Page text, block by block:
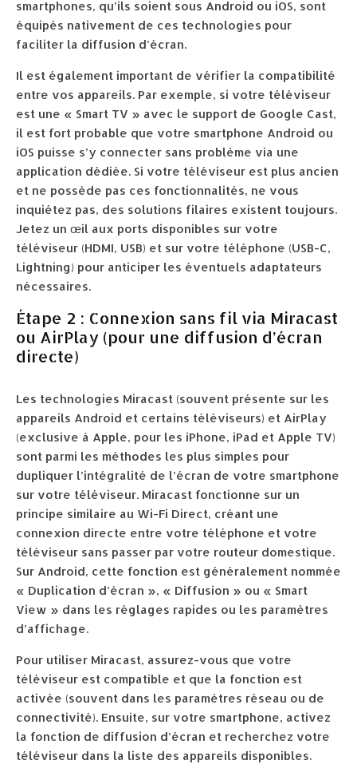
smartphones, qu’ils soient sous Android ou iOS, sont
équipés nativement de ces technologies pour
faciliter la diffusion d’écran.
Il est également important de vérifier la compatibilité
entre vos appareils. Par exemple, si votre téléviseur
est une « Smart TV » avec le support de Google Cast,
il est fort probable que votre smartphone Android ou
iOS puisse s’y connecter sans problème via une
application dédiée. Si votre téléviseur est plus ancien
et ne possède pas ces fonctionnalités, ne vous
inquiétez pas, des solutions filaires existent toujours.
Jetez un œil aux ports disponibles sur votre
téléviseur (HDMI, USB) et sur votre téléphone (USB-C,
Lightning) pour anticiper les éventuels adaptateurs
nécessaires.
Étape 2 : Connexion sans fil via Miracast
ou AirPlay (pour une diffusion d’écran
directe)
Les technologies Miracast (souvent présente sur les
appareils Android et certains téléviseurs) et AirPlay
(exclusive à Apple, pour les iPhone, iPad et Apple TV)
sont parmi les méthodes les plus simples pour
dupliquer l’intégralité de l’écran de votre smartphone
sur votre téléviseur. Miracast fonctionne sur un
principe similaire au Wi-Fi Direct, créant une
connexion directe entre votre téléphone et votre
téléviseur sans passer par votre routeur domestique.
Sur Android, cette fonction est généralement nommée
« Duplication d’écran », « Diffusion » ou « Smart
View » dans les réglages rapides ou les paramètres
d’affichage.
Pour utiliser Miracast, assurez-vous que votre
téléviseur est compatible et que la fonction est
activée (souvent dans les paramètres réseau ou de
connectivité). Ensuite, sur votre smartphone, activez
la fonction de diffusion d’écran et recherchez votre
téléviseur dans la liste des appareils disponibles.